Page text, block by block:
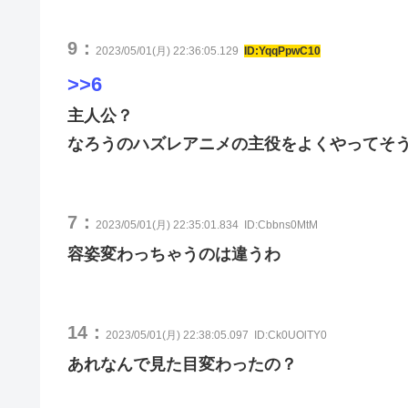
9： 2023/05/01(月) 22:36:05.129 ID:YqqPpwC10
>>6
主人公？
なろうのハズレアニメの主役をよくやってそ
7： 2023/05/01(月) 22:35:01.834 ID:Cbbns0MtM
容姿変わっちゃうのは違うわ
14： 2023/05/01(月) 22:38:05.097 ID:Ck0UOlTY0
あれなんで見た目変わったの？